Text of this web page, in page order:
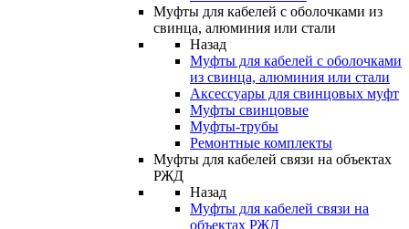
Муфты для кабелей с оболочками из
свинца, алюминия или стали
Назад
Муфты для кабелей с оболочками
из свинца, алюминия или стали
Аксессуары для свинцовых муфт
Муфты свинцовые
Муфты-трубы
Ремонтные комплекты
Муфты для кабелей связи на объектах
РЖД
Назад
Муфты для кабелей связи на
объектах РЖД